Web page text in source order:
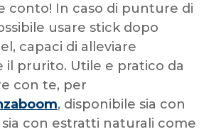
conto! In caso di punture di
usare stick dopo
capaci di alleviare
il prurito. Utile e pratico da
con te, per
, disponibile sia con
con estratti naturali come